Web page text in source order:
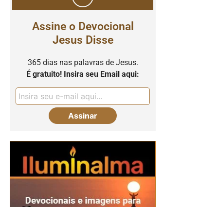
Assine o Devocional
Jesus Disse
365 dias nas palavras de Jesus.
É gratuito! Insira seu Email aqui: